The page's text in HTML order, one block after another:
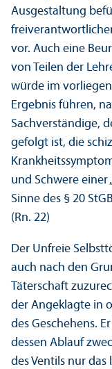
Ausgestaltung
vor. Auch eine
von Teilen der
würde im
Ergebnis führen,
Sachverständige,
gefolgt ist, die
und Schwere einer
Sinne des § 20
(Rn. 22)
Der Unfreie
auch nach den
Täterschaft
der Angeklagte in
des Geschehens.
dessen Ablauf
des Ventils nur